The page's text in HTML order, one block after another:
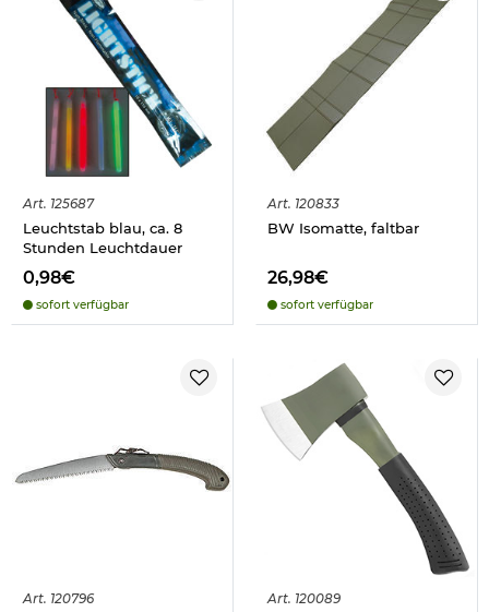
Art. 125687
Leuchtstab blau, ca. 8
Stunden Leuchtdauer
0,98€
sofort verfügbar
Art. 120833
BW Isomatte, faltbar
26,98€
sofort verfügbar
Art. 120796 Art. 120089